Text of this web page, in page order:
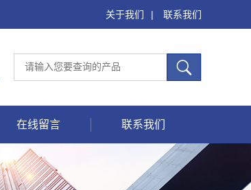
关于我们 | 联系我们
在线留言 联系我们